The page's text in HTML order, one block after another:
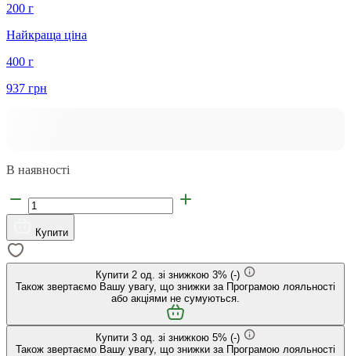
200 г
Найкраща ціна
400 г
937 грн
В наявності
Купити
Купити 2од. зі знижкою 3% (-)
Також звертаємо Вашу увагу, що знижки за Програмою лояльності
або акціями не сумуються.
Купити 3од. зі знижкою 5% (-)
Також звертаємо Вашу увагу, що знижки за Програмою лояльності